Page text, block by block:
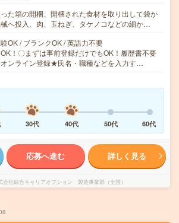
た箱の開梱、開梱された食材を取り出して袋か
へ投入、肉、玉ねぎ、タケノコなどの細か…
OK / ブランクOK / 英語力不要
！〇まずは事前登録だけでもOK！履歴書不要
ンライン登録★氏名・職種などを入力す…
30代 40代 50代 60代
応募へ進む 詳しく見る
会社綜合キャリアオプション 製造事業部（全国）